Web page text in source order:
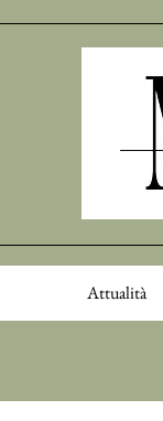
Attualità